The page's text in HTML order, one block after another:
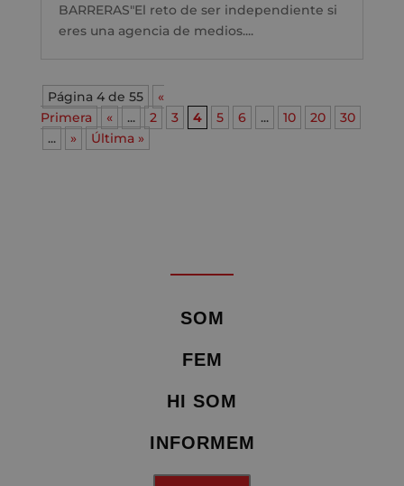
BARRERAS"El reto de ser independiente si
eres una agencia de medios....
Página 4 de 55
«
Primera
« ... 2 3 4 5 6 ... 10 20
30
...
» Última »
SOM
FEM
HI SOM
INFORMEM